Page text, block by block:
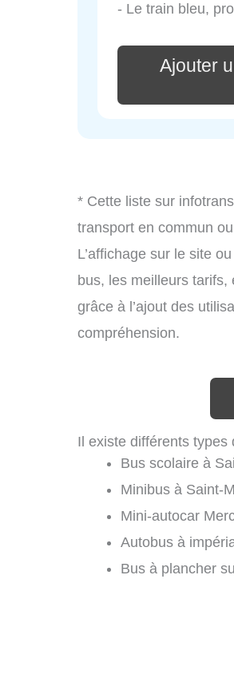
- Le train bleu,
Ajouter
* Cette liste sur
transport en commun
L’affichage sur le site
bus, les meilleurs
grâce à l’ajout des
compréhension.
Il existe différents types
Bus scolaire à
Minibus à Saint-
Mini-autocar
Autobus à
Bus à plancher